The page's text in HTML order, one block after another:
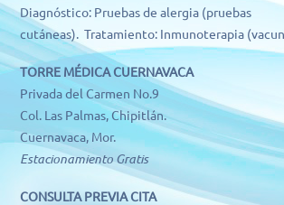
Diagnóstico: Pruebas de alergia (pruebas
cutáneas). Tratamiento: Inmunoterapia
TORRE MÉDICA CUERNAVACA
Privada del Carmen No.9
Col. Las Palmas, Chipitlán.
Cuernavaca, Mor.
Estacionamiento Gratis
CONSULTA PREVIA CITA